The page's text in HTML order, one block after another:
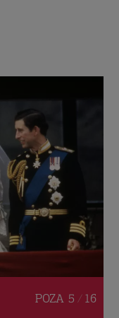
POZA 5 / 16